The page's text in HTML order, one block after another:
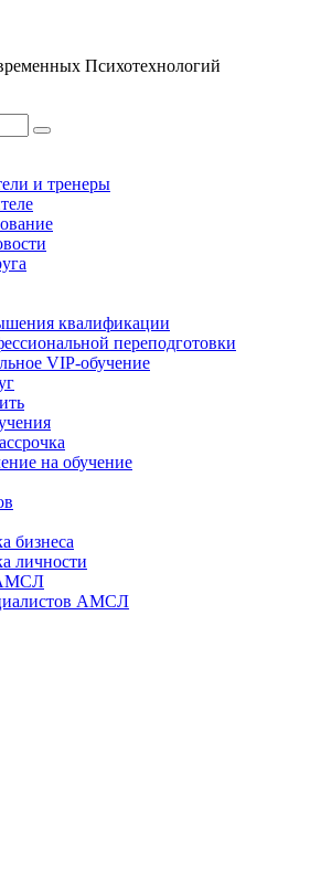
Психотехнологий
и тренеры
квалификации
переподготовки
VIP-обучение
на обучение
бизнеса
личности
АМСЛ